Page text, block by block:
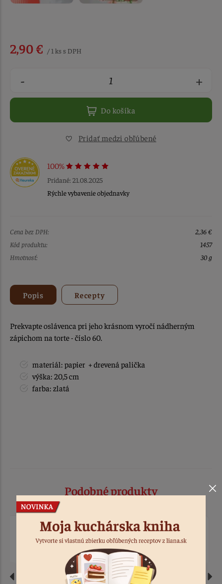
2,90 € / 1 ks s DPH
- +
Do košíka
Pridať medzi obľúbené
100%
Pridané: 21.08.2025
Rýchle vybavenie objednavky
Cena bez DPH:
2,36 €
Kód produktu:
1457
Hmotnosť:
30 g
Popis Recepty
Prekvapte oslávenca pri jeho krásnom vyročí nádherným
zápichom na torte - číslo 60.
materiál: papier + drevená palička
výška: 20,5 cm
farba: zlatá
Podobné produkty